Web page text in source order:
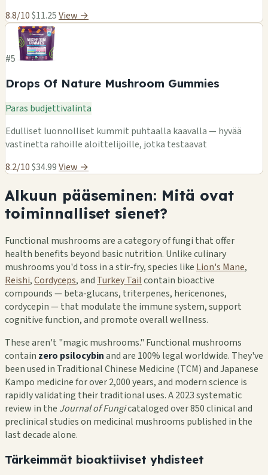
8.8/10$11.25View →
#5
Drops Of Nature Mushroom Gummies
Paras budjettivalinta
Edulliset luonnolliset kummit puhtaalla kaavalla — hyvää
vastinetta rahoille aloittelijoille, jotka testaavat
8.2/10$34.99View →
Alkuun pääseminen: Mitä ovat
toiminnalliset sienet?
Functional mushrooms are a category of fungi that offer
health benefits beyond basic nutrition. Unlike culinary
mushrooms you'd toss in a stir-fry, species like Lion's Mane,
Reishi,Cordyceps, and Turkey Tailcontain bioactive
compounds — beta-glucans, triterpenes, hericenones,
cordycepin — that modulate the immune system, support
cognitive function, and promote overall wellness.
These aren't "magic mushrooms." Functional mushrooms
contain zero psilocybinand are 100% legal worldwide. They've
been used in Traditional Chinese Medicine (TCM) and Japanese
Kampo medicine for over 2,000 years, and modern science is
rapidly validating their traditional uses. A 2023 systematic
review in the Journal of Fungicataloged over 850 clinical and
preclinical studies on medicinal mushrooms published in the
last decade alone.
Tärkeimmät bioaktiiviset yhdisteet